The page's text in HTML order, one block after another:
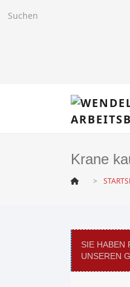
Krane
SIE HABEN
UNSEREN